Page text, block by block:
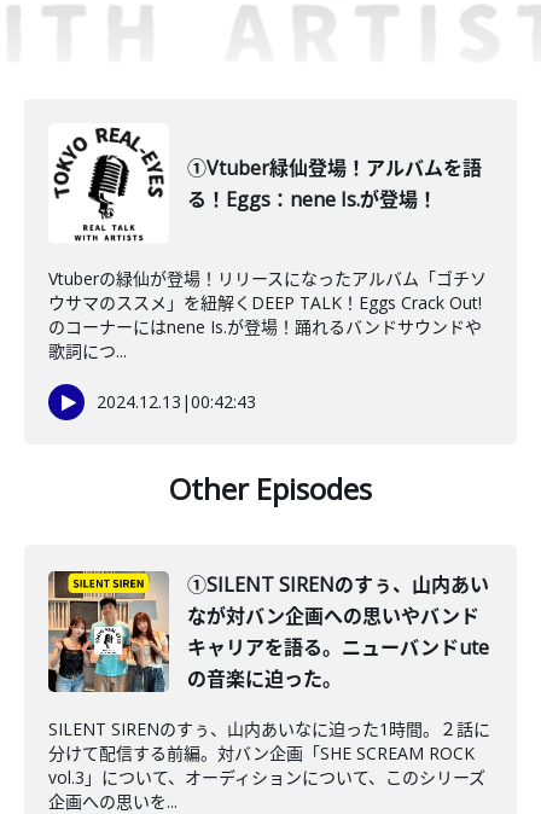
①Vtuber緑仙登場！アルバムを語
る！Eggs：nene Is.が登場！
Vtuberの緑仙が登場！リリースになったアルバム「ゴチソ
ウサマのススメ」を紐解くDEEP TALK！Eggs Crack Out!
のコーナーにはnene Is.が登場！踊れるバンドサウンドや
歌詞につ...
2024.12.13 |00:42:43
Other Episodes
①SILENT SIRENのすぅ、山内あい
なが対バン企画への思いやバンド
キャリアを語る。ニューバンドute
の音楽に迫った。
SILENT SIRENのすぅ、山内あいなに迫った1時間。２話に
分けて配信する前編。対バン企画「SHE SCREAM ROCK
vol.3」について、オーディションについて、このシリーズ
企画への思いを...